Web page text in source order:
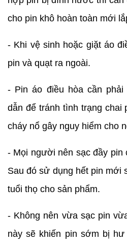
cho pin khô hoàn toàn mới
- Khi vệ sinh hoặc giặt áo
pin và quạt ra ngoài.
- Pin áo điều hòa cần
dẫn để tránh tình trạng chai
cháy nổ gây nguy hiểm cho
- Mọi người nên sạc đầy pin
Sau đó sử dụng hết pin mới
tuổi thọ cho sản phẩm.
- Không nên vừa sạc pin
này sẽ khiến pin sớm bị